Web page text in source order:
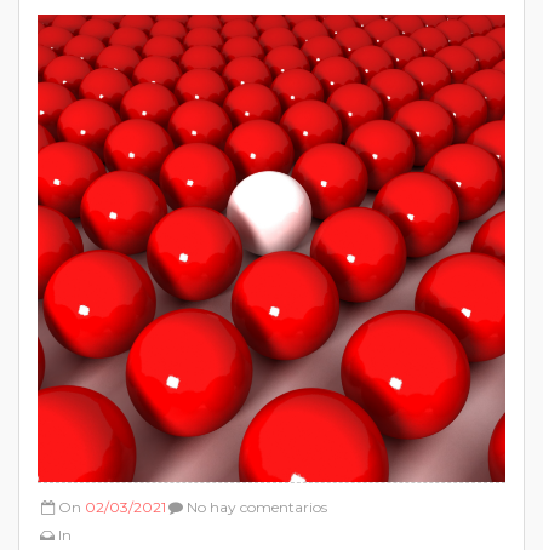
On 02/03/2021
In
No hay comentarios